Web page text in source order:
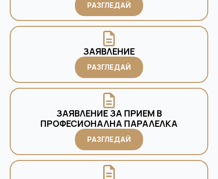
РАЗГЛЕДАЙ
ЗАЯВЛЕНИЕ
РАЗГЛЕДАЙ
ЗАЯВЛЕНИЕ ЗА ПРИЕМ В
ПРОФЕСИОНАЛНА ПАРАЛЕЛКА
РАЗГЛЕДАЙ